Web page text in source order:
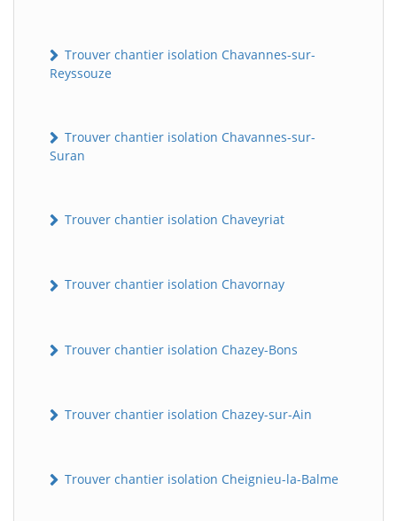
Trouver chantier isolation Chavannes-sur-
Reyssouze
Trouver chantier isolation Chavannes-sur-
Suran
Trouver chantier isolation Chaveyriat
Trouver chantier isolation Chavornay
Trouver chantier isolation Chazey-Bons
Trouver chantier isolation Chazey-sur-Ain
Trouver chantier isolation Cheignieu-la-Balme